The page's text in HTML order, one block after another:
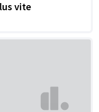
vite